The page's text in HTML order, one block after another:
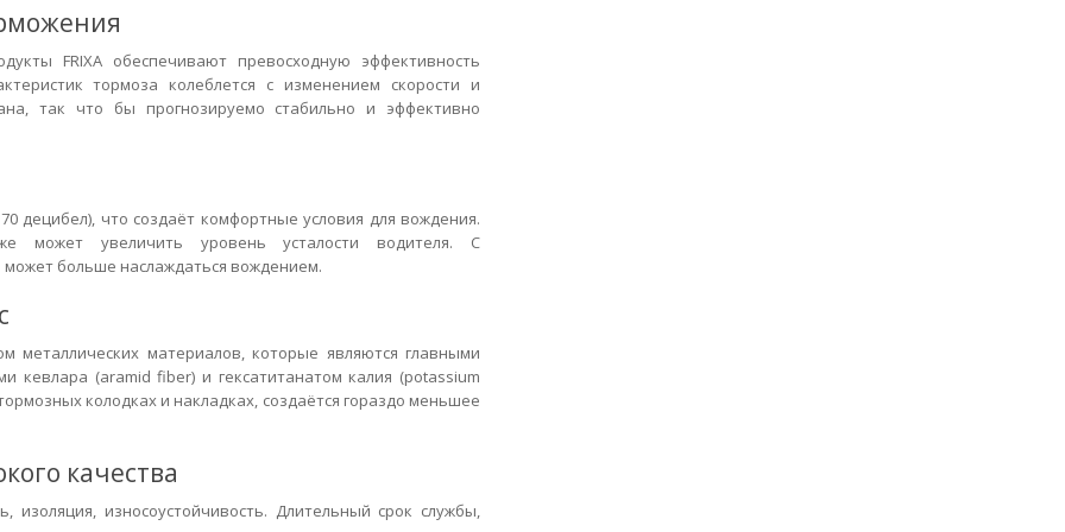
FRIXA обеспечивают превосходную эффективность
тормоза колеблется с изменением скорости и
так что бы прогнозируемо стабильно и эффективно
децибел), что создаёт комфортные условия для вождения.
увеличить уровень усталости водителя. С
больше наслаждаться вождением.
металлических материалов, которые являются главными
кевлара (aramid fiber) и гексатитанатом калия (potassium
колодках и накладках, создаётся гораздо меньшее
качества
изоляция, износоустойчивость. Длительный срок службы,